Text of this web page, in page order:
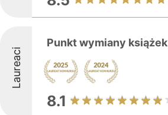
Laureaci
Punkt wymiany książek
8.1